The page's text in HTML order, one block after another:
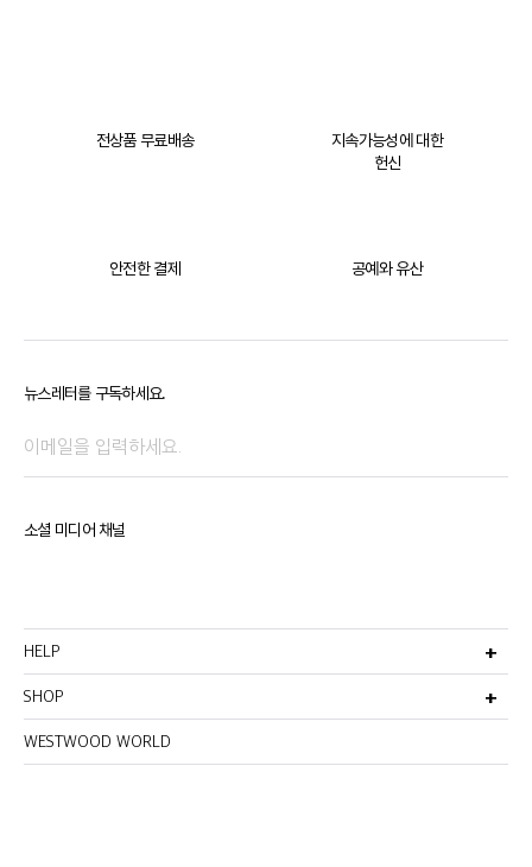
전상품 무료배송
지속가능성에 대한
헌신
안전한 결제 공예와 유산
뉴스레터를 구독하세요.
소셜 미디어 채널
HELP
고객서비스
비회원주문조회
선물포장서비스
반품 및 환불정책
매장찾기
SHOP
멤버십안내
이용약관
이메일무단수집거부
WESTWOOD WORLD